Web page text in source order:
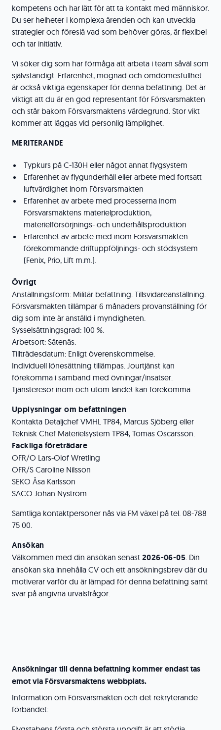
kompetens och har lätt för att ta kontakt med människor.
Du ser helheter i komplexa ärenden och kan utveckla
strategier och föreslå vad som behöver göras, är flexibel
och tar initiativ.
Vi söker dig som har förmåga att arbeta i team såväl som
självständigt. Erfarenhet, mognad och omdömesfullhet
är också viktiga egenskaper för denna befattning. Det är
viktigt att du är en god representant för Försvarsmakten
och står bakom Försvarsmaktens värdegrund. Stor vikt
kommer att läggas vid personlig lämplighet.
MERITERANDE
Typkurs på C-130H eller något annat flygsystem
Erfarenhet av flygunderhåll eller arbete med fortsatt
luftvärdighet inom Försvarsmakten
Erfarenhet av arbete med processerna inom
Försvarsmaktens materielproduktion,
materielförsörjnings- och underhållsproduktion
Erfarenhet av arbete med inom Försvarsmakten
förekommande driftuppföljnings- och stödsystem
(Fenix, Prio, Lift m.m.).
Övrigt
Anställningsform: Militär befattning. Tillsvidareanställning.
Försvarsmakten tillämpar 6 månaders provanställning för
dig som inte är anställd i myndigheten.
Sysselsättningsgrad: 100 %.
Arbetsort: Såtenäs.
Tillträdesdatum: Enligt överenskommelse.
Individuell lönesättning tillämpas. Jourtjänst kan
förekomma i samband med övningar/insatser.
Tjänsteresor inom och utom landet kan förekomma.
Upplysningar om befattningen
Kontakta Detaljchef VMHL TP84, Marcus Sjöberg eller
Teknisk Chef Materielsystem TP84, Tomas Oscarsson.
Fackliga företrädare
OFR/O Lars-Olof Wretling
OFR/S Caroline Nilsson
SEKO Åsa Karlsson
SACO Johan Nyström
Samtliga kontaktpersoner nås via FM växel på tel. 08-788
75 00.
Ansökan
Välkommen med din ansökan senast 2026-06-05. Din
ansökan ska innehålla CV och ett ansökningsbrev där du
motiverar varför du är lämpad för denna befattning samt
svar på angivna urvalsfrågor.
Ansökningar till denna befattning kommer endast tas
emot via Försvarsmaktens webbplats.
Information om Försvarsmakten och det rekryterande
förbandet: